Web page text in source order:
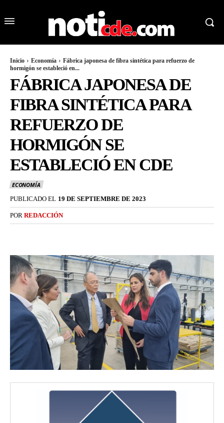
Inicio Economía
Fábrica japonesa de fibra sintética para refuerzo de
hormigón se estableció en...
FÁBRICA JAPONESA DE
FIBRA SINTÉTICA PARA
REFUERZO DE
HORMIGÓN SE
ESTABLECIÓ EN CDE
ECONOMÍA
PUBLICADO EL 19 DE SEPTIEMBRE DE 2023
POR REDACCIÓN